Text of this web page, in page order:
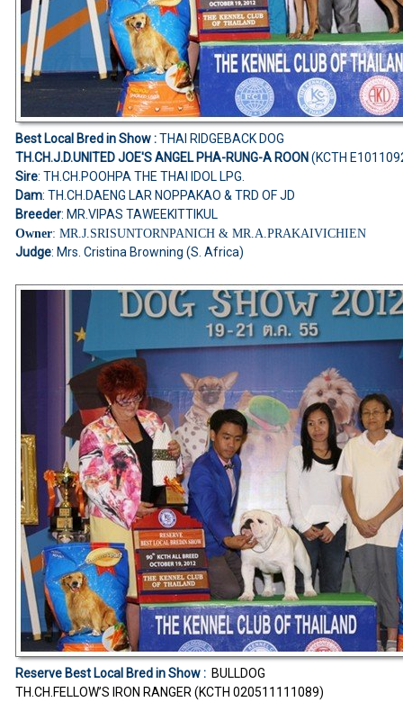
Best Local Bred in Show :THAI RIDGEBACK DOG
TH.CH.J.D.UNITED JOE'S ANGEL PHA-RUNG-A ROON(KCTH
Sire: TH.CH.POOHPA THE THAI IDOL LPG.
Dam: TH.CH.DAENG LAR NOPPAKAO & TRD OF JD
Breeder: MR.VIPAS TAWEEKITTIKUL
Owner: MR.J.SRISUNTORNPANICH & MR.A.PRAKAIVICHIEN
Judge: Mrs. Cristina Browning (S. Africa)
Reserve Best Local Bred in Show : BULLDOG
TH.CH.FELLOW’S IRON RANGER (KCTH 020511111089)